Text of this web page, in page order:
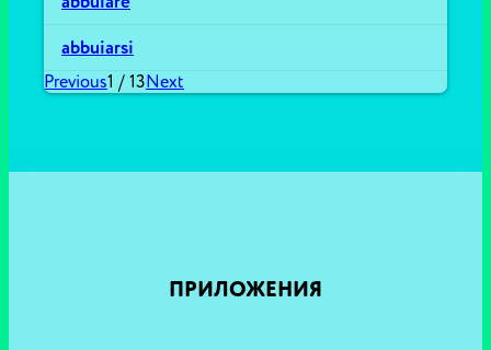
abbuiarsi
Previous1 / 13Next
ПРИЛОЖЕНИЯ